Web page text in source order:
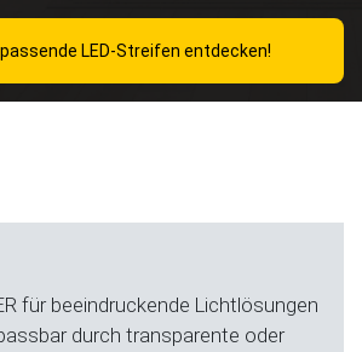
LED-Streifen entdecken!
für beeindruckende Lichtlösungen
durch transparente oder